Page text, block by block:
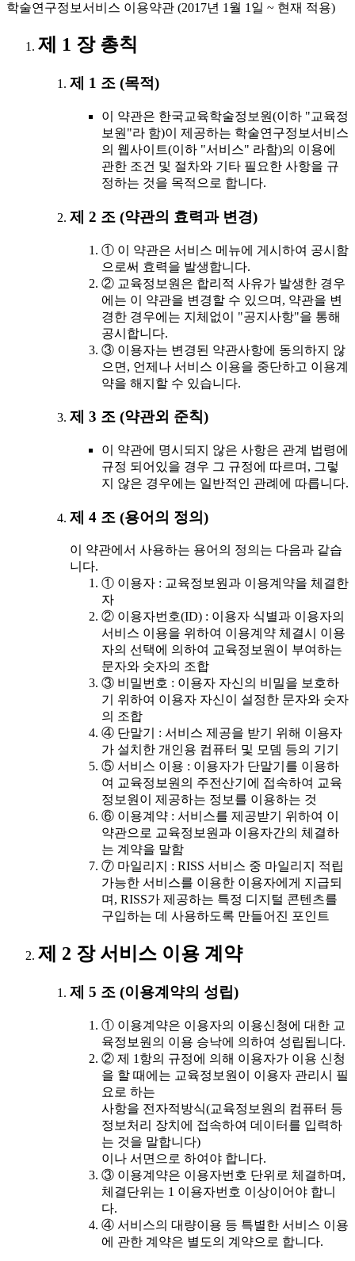
학술연구정보서비스 이용약관 (2017년 1월 1일 ~ 현재 적용)
제 1 장 총칙
제 1 조 (목적)
이 약관은 한국교육학술정보원(이하 "교육정
보원"라 함)이 제공하는 학술연구정보서비스
의 웹사이트(이하 "서비스" 라함)의 이용에
관한 조건 및 절차와 기타 필요한 사항을 규
정하는 것을 목적으로 합니다.
제 2 조 (약관의 효력과 변경)
① 이 약관은 서비스 메뉴에 게시하여 공시함
으로써 효력을 발생합니다.
② 교육정보원은 합리적 사유가 발생한 경우
에는 이 약관을 변경할 수 있으며, 약관을 변
경한 경우에는 지체없이 "공지사항"을 통해
공시합니다.
③ 이용자는 변경된 약관사항에 동의하지 않
으면, 언제나 서비스 이용을 중단하고 이용계
약을 해지할 수 있습니다.
제 3 조 (약관외 준칙)
이 약관에 명시되지 않은 사항은 관계 법령에
규정 되어있을 경우 그 규정에 따르며, 그렇
지 않은 경우에는 일반적인 관례에 따릅니다.
제 4 조 (용어의 정의)
이 약관에서 사용하는 용어의 정의는 다음과 같습
니다.
① 이용자 : 교육정보원과 이용계약을 체결한
자
② 이용자번호(ID) : 이용자 식별과 이용자의
서비스 이용을 위하여 이용계약 체결시 이용
자의 선택에 의하여 교육정보원이 부여하는
문자와 숫자의 조합
③ 비밀번호 : 이용자 자신의 비밀을 보호하
기 위하여 이용자 자신이 설정한 문자와 숫자
의 조합
④ 단말기 : 서비스 제공을 받기 위해 이용자
가 설치한 개인용 컴퓨터 및 모뎀 등의 기기
⑤ 서비스 이용 : 이용자가 단말기를 이용하
여 교육정보원의 주전산기에 접속하여 교육
정보원이 제공하는 정보를 이용하는 것
⑥ 이용계약 : 서비스를 제공받기 위하여 이
약관으로 교육정보원과 이용자간의 체결하
는 계약을 말함
⑦ 마일리지 : RISS 서비스 중 마일리지 적립
가능한 서비스를 이용한 이용자에게 지급되
며, RISS가 제공하는 특정 디지털 콘텐츠를
구입하는 데 사용하도록 만들어진 포인트
제 2 장 서비스 이용 계약
제 5 조 (이용계약의 성립)
① 이용계약은 이용자의 이용신청에 대한 교
육정보원의 이용 승낙에 의하여 성립됩니다.
② 제 1항의 규정에 의해 이용자가 이용 신청
을 할 때에는 교육정보원이 이용자 관리시 필
요로 하는
사항을 전자적방식(교육정보원의 컴퓨터 등
정보처리 장치에 접속하여 데이터를 입력하
는 것을 말합니다)
이나 서면으로 하여야 합니다.
③ 이용계약은 이용자번호 단위로 체결하며,
체결단위는 1 이용자번호 이상이어야 합니
다.
④ 서비스의 대량이용 등 특별한 서비스 이용
에 관한 계약은 별도의 계약으로 합니다.